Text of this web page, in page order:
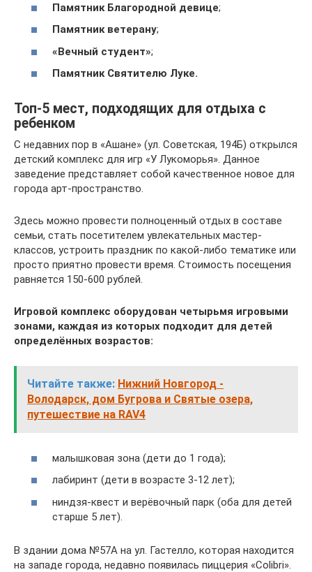
Памятник Благородной девице;
Памятник ветерану;
«Вечный студент»;
Памятник Святителю Луке.
Топ-5 мест, подходящих для отдыха с
ребенком
С недавних пор в «Ашане» (ул. Советская, 194Б) открылся
детский комплекс для игр «У Лукоморья». Данное
заведение представляет собой качественное новое для
города арт-пространство.
Здесь можно провести полноценный отдых в составе
семьи, стать посетителем увлекательных мастер-
классов, устроить праздник по какой-либо тематике или
просто приятно провести время. Стоимость посещения
равняется 150-600 рублей.
Игровой комплекс оборудован четырьмя игровыми
зонами, каждая из которых подходит для детей
определённых возрастов:
Читайте также: Нижний Новгород -
Володарск, дом Бугрова и Святые озера,
путешествие на RAV4
малышковая зона (дети до 1 года);
лабиринт (дети в возрасте 3-12 лет);
ниндзя-квест и верёвочный парк (оба для детей
старше 5 лет).
В здании дома №57А на ул. Гастелло, которая находится
на западе города, недавно появилась пиццерия «Colibri».